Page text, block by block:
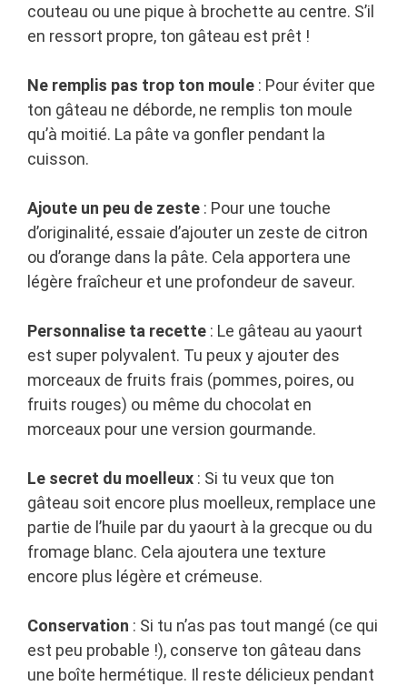
couteau ou une pique à brochette au centre. S’il
en ressort propre, ton gâteau est prêt !
Ne remplis pas trop ton moule : Pour éviter que
ton gâteau ne déborde, ne remplis ton moule
qu’à moitié. La pâte va gonfler pendant la
cuisson.
Ajoute un peu de zeste : Pour une touche
d’originalité, essaie d’ajouter un zeste de citron
ou d’orange dans la pâte. Cela apportera une
légère fraîcheur et une profondeur de saveur.
Personnalise ta recette : Le gâteau au yaourt
est super polyvalent. Tu peux y ajouter des
morceaux de fruits frais (pommes, poires, ou
fruits rouges) ou même du chocolat en
morceaux pour une version gourmande.
Le secret du moelleux : Si tu veux que ton
gâteau soit encore plus moelleux, remplace une
partie de l’huile par du yaourt à la grecque ou du
fromage blanc. Cela ajoutera une texture
encore plus légère et crémeuse.
Conservation : Si tu n’as pas tout mangé (ce qui
est peu probable !), conserve ton gâteau dans
une boîte hermétique. Il reste délicieux pendant